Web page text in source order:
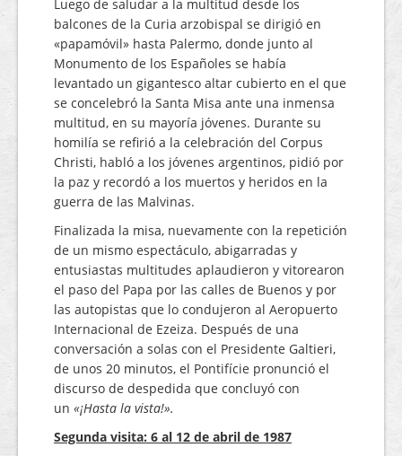
Luego de saludar a la multitud desde los
balcones de la Curia arzobispal se dirigió en
«papamóvil» hasta Palermo, donde junto al
Monumento de los Españoles se había
levantado un gigantesco altar cubierto en el que
se concelebró la Santa Misa ante una inmensa
multitud, en su mayoría jóvenes. Durante su
homilía se refirió a la celebración del Corpus
Christi, habló a los jóvenes argentinos, pidió por
la paz y recordó a los muertos y heridos en la
guerra de las Malvinas.
Finalizada la misa, nuevamente con la repetición
de un mismo espectáculo, abigarradas y
entusiastas multitudes aplaudieron y vitorearon
el paso del Papa por las calles de Buenos y por
las autopistas que lo condujeron al Aeropuerto
Internacional de Ezeiza. Después de una
conversación a solas con el Presidente Galtieri,
de unos 20 minutos, el Pontifície pronunció el
discurso de despedida que concluyó con
un «¡Hasta la vista!».
Segunda visita: 6 al 12 de abril de 1987